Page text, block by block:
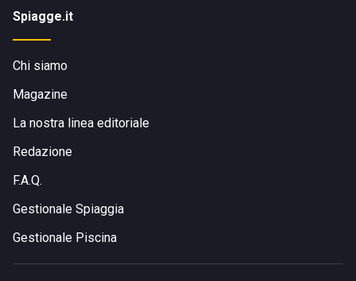
Spiagge.it
Chi siamo
Magazine
La nostra linea editoriale
Redazione
F.A.Q.
Gestionale Spiaggia
Gestionale Piscina